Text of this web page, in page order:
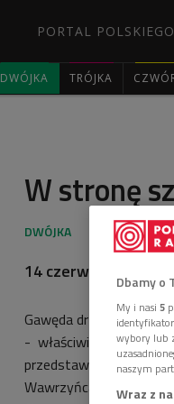
PORTAL
DWÓJKA TRÓJKA
W stronę
14 czerwca 2009,
Gawęda dr Bożeny
- właściwie D. di
przedstawicieli
Wawrzyńca
Dbamy o
My i nasi 5
wybory lub
naszym
Wraz z